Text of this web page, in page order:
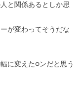
と関係あるとしか思
が変わってそうだな
に変えた○ンだと思う